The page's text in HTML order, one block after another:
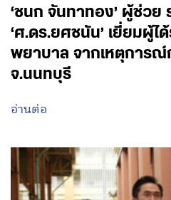
‘ชนก จันทาทอง’ ผู้ช่ว
‘ศ.ดร.ยศชนัน’ เยี่ยมผู้ไ
พยาบาล จากเหตุการณ์
จ.นนทบุรี
อ่านต่อ